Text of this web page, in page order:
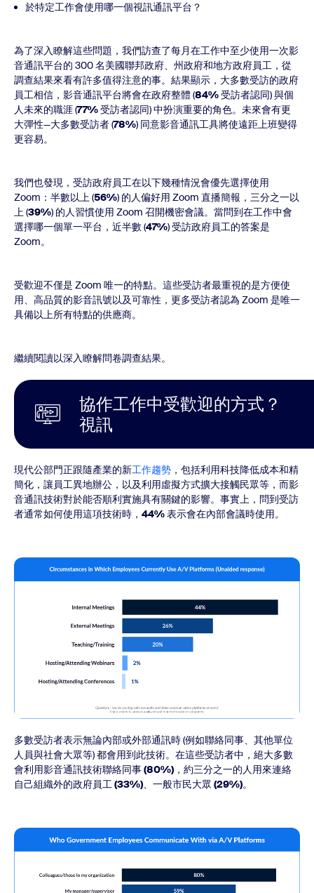
於特定工作會使用哪一個視訊通訊平台？
為了深入瞭解這些問題，我們訪查了每月在工作中至少使用一次影
音通訊平台的 300 名美國聯邦政府、州政府和地方政府員工，從
調查結果來看有許多值得注意的事。結果顯示，大多數受訪的政府
員工相信，影音通訊平台將會在政府整體 (84%受訪者認同) 與個
人未來的職涯 (77%受訪者認同) 中扮演重要的角色。未來會有更
大彈性—大多數受訪者 (78%) 同意影音通訊工具將使遠距上班變得
更容易。
我們也發現，受訪政府員工在以下幾種情況會優先選擇使用
Zoom：半數以上 (56%) 的人偏好用 Zoom 直播簡報，三分之一以
上 (39%) 的人習慣使用 Zoom 召開機密會議。當問到在工作中會
選擇哪一個單一平台，近半數 (47%) 受訪政府員工的答案是
Zoom。
受歡迎不僅是 Zoom 唯一的特點。這些受訪者最重視的是方便使
用、高品質的影音訊號以及可靠性，更多受訪者認為 Zoom 是唯一
具備以上所有特點的供應商。
繼續閱讀以深入瞭解問卷調查結果。
協作工作中受歡迎的方式？
視訊
現代公部門正跟隨產業的新工作趨勢 ，包括利用科技降低成本和精
簡化，讓員工異地辦公，以及利用虛擬方式擴大接觸民眾等，而影
音通訊技術對於能否順利實施具有關鍵的影響。事實上，問到受訪
者通常如何使用這項技術時， 44%表示會在內部會議時使用。
多數受訪者表示無論內部或外部通訊時 (例如聯絡同事、其他單位
人員與社會大眾等) 都會用到此技術。在這些受訪者中，絕大多數
會利用影音通訊技術聯絡同事(80%) ，約三分之一的人用來連絡
自己組織外的政府員工(33%)、一般市民大眾 (29%)。